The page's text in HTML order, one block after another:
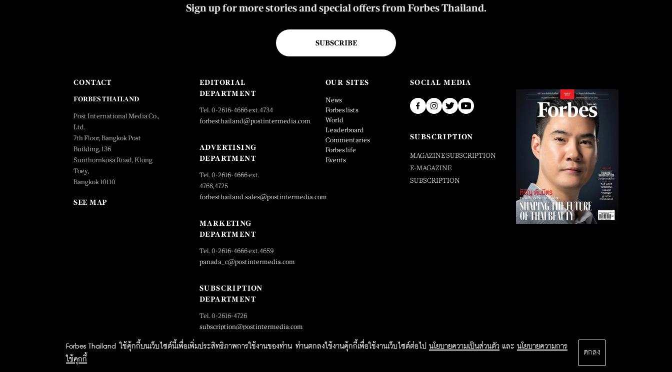
Forbes Thailand ใช้คุ้กกี้บนเว็บไซต์นี้เพื่อเพิ่มประสิทธิภาพการใช้งานของท่าน ท่านตกลงใช้งานคุ้กกี้เพื่อใช้งานเว็บไซต์ต่อไป นโยบายความเป็นส่วนตัว และ นโยบายความการ
ใช้คุกกี้
ตกลง
Sign up for more stories and special offers from Forbes Thailand.
SUBSCRIBE
CONTACT
FORBES THAILAND
Post International Media Co.,
Ltd.
7th Floor, Bangkok Post
Building, 136
Sunthornkosa Road, Klong
Toey,
Bangkok 10110
SEE MAP
EDITORIAL
DEPARTMENT
Tel. 0-2616-4666 ext.4734
forbesthailand@postintermedia.com
ADVERTISING
DEPARTMENT
Tel. 0-2616-4666 ext.
4768,4725
forbesthailand.sales@postintermedia.com
MARKETING
DEPARTMENT
Tel. 0-2616-4666 ext.4659
panada_c@postintermedia.com
SUBSCRIPTION
DEPARTMENT
Tel. 0-2616-4726
subscription@postintermedia.com
OUR SITES
News
Forbes lists
World
Leaderboard
Commentaries
Forbes life
Events
SOCIAL MEDIA
SUBSCRIPTION
MAGAZINE SUBSCRIPTION
E-MAGAZINE
SUBSCRIPTION